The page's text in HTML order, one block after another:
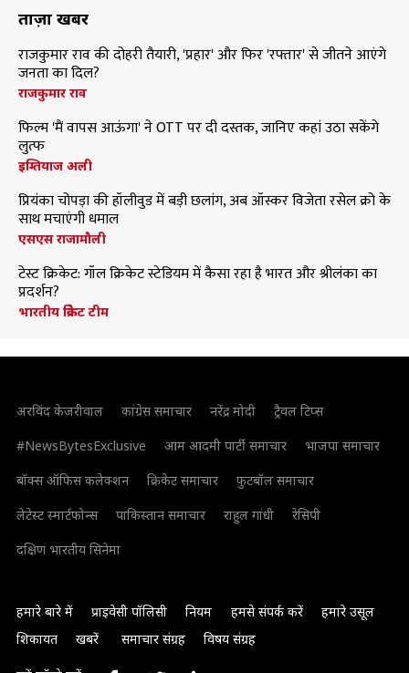
ताज़ा खबरें
राजकुमार राव की दोहरी तैयारी, 'प्रहार' और फिर 'रफ्तार' से जीतने आएंगे
जनता का दिल?
राजकुमार राव
फिल्म 'मैं वापस आऊंगा' ने OTT पर दी दस्तक, जानिए कहां उठा सकेंगे
लुत्फ
इम्तियाज अली
प्रियंका चोपड़ा की हॉलीवुड में बड़ी छलांग, अब ऑस्कर विजेता रसेल क्रो के
साथ मचाएंगी धमाल
एसएस राजामौली
टेस्ट क्रिकेट: गॉल क्रिकेट स्टेडियम में कैसा रहा है भारत और श्रीलंका का
प्रदर्शन?
भारतीय क्रिकेट टीम
अरविंद केजरीवाल कांग्रेस समाचार नरेंद्र मोदी
ट्रैवल टिप्स
#NewsBytesExclusive
आम आदमी पार्टी समाचार
भाजपा समाचार
बॉक्स ऑफिस कलेक्शन
क्रिकेट समाचार
फुटबॉल समाचार
लेटेस्ट स्मार्टफोन्स
पाकिस्तान समाचार राहुल गांधी
रेसिपी
दक्षिण भारतीय सिनेमा
हमारे बारे में प्राइवेसी पॉलिसी नियम हमसे संपर्क करें
हमारे उसूल
शिकायत
खबरें समाचार संग्रह विषय संग्रह